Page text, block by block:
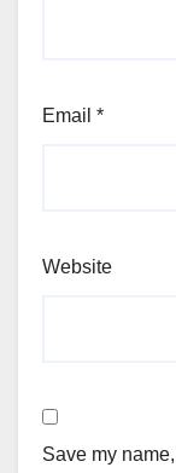
Email *
Website
Save my